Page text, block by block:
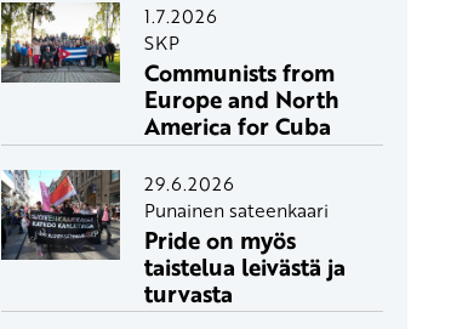
1.7.2026
SKP
Communists from
Europe and North
America for Cuba
29.6.2026
Punainen sateenkaari
Pride on myös
taistelua leivästä ja
turvasta